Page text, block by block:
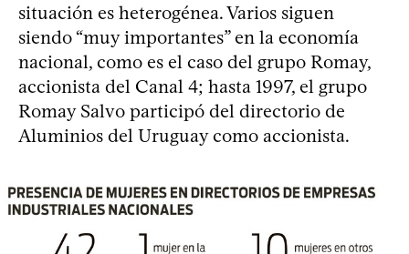
situación es heterogénea. Varios siguen
siendo “muy importantes” en la economía
nacional, como es el caso del grupo Romay,
accionista del Canal 4; hasta 1997, el grupo
Romay Salvo participó del directorio de
Aluminios del Uruguay como accionista.